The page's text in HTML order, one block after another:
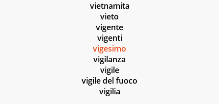
vietnamita
vieto
vigente
vigenti
vigesimo
vigilanza
vigile
vigile del fuoco
vigilia